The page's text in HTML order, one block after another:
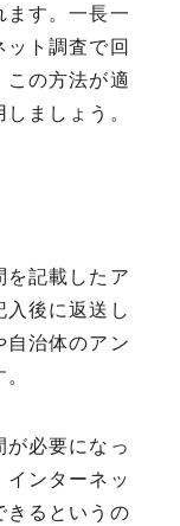
ます。一長一
ト調査で回
この方法が適
ましょう。
を記載したア
後に返送し
自治体のアン
必要になっ
ンターネッ
きるというの